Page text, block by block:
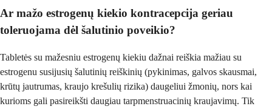
Ar mažo estrogenų kiekio kontracepcija geriau
toleruojama dėl šalutinio poveikio?
Tabletės su mažesniu estrogenų kiekiu dažnai reiškia mažiau su
estrogenu susijusių šalutinių reiškinių (pykinimas, galvos skausmai,
krūtų jautrumas, kraujo krešulių rizika) daugeliui žmonių, nors kai
kurioms gali pasireikšti daugiau tarpmenstruacinių kraujavimų. Tik